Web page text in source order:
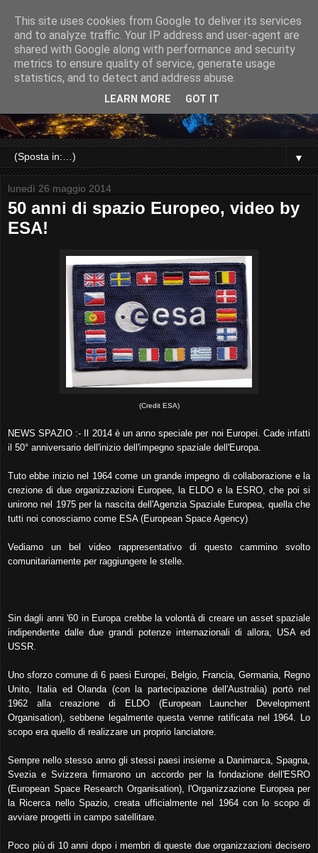
▼
lunedì 26 maggio 2014
50 anni di spazio Europeo, video by
ESA!
(Credit ESA)
NEWS SPAZIO :- Il 2014 è un anno speciale per noi Europei. Cade infatti
il 50° anniversario dell'inizio dell'impegno spaziale dell'Europa.
Tuto ebbe inizio nel 1964 come un grande impegno di collaborazione e la
crezione di due organizzazioni Europee, la ELDO e la ESRO, che poi si
unirono nel 1975 per la nascita dell'Agenzia Spaziale Europea, quella che
tutti noi conosciamo come ESA (European Space Agency)
Vediamo un bel video rappresentativo di questo cammino svolto
comunitariamente per raggiungere le stelle.
Sin dagli anni '60 in Europa crebbe la volontà di creare un asset spaziale
indipendente dalle due grandi potenze internazionali di allora, USA ed
USSR.
Uno sforzo comune di 6 paesi Europei, Belgio, Francia, Germania, Regno
Unito, Italia ed Olanda (con la partecipazione dell'Australia) portò nel
1962 alla creazione di ELDO (European Launcher Development
Organisation), sebbene legalmente questa venne ratificata nel 1964. Lo
scopo era quello di realizzare un proprio lanciatore.
Sempre nello stesso anno gli stessi paesi insieme a Danimarca, Spagna,
Svezia e Svizzera firmarono un accordo per la fondazione dell'ESRO
(European Space Research Organisation), l'Organizzazione Europea per
la Ricerca nello Spazio, creata ufficialmente nel 1964 con lo scopo di
avviare progetti in campo satellitare.
Poco più di 10 anni dopo i membri di queste due organizzazioni decisero
This site uses cookies from Google to deliver its services
and to analyze traffic. Your IP address and user-agent are
shared with Google along with performance and security
metrics to ensure quality of service, generate usage
statistics, and to detect and address abuse.
LEARN MORE GOT IT